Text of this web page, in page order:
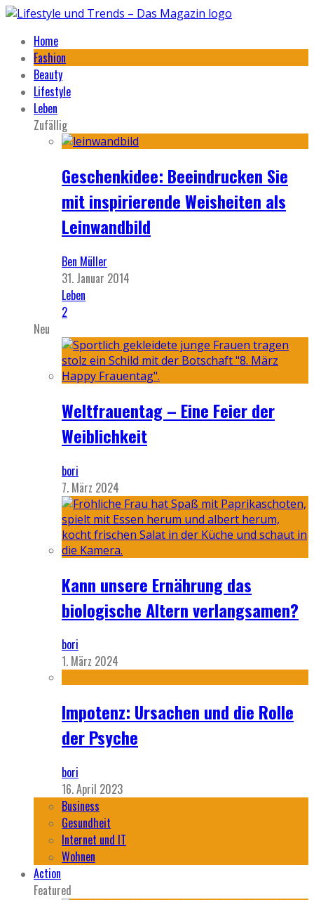
Home
Fashion
Beauty
Lifestyle
Leben
Zufällig
Geschenkidee: Beeindrucken Sie
mit inspirierende Weisheiten als
Leinwandbild
Ben Müller
31. Januar 2014
Leben
2
Neu
Weltfrauentag – Eine Feier der
Weiblichkeit
bori
7. März 2024
Kann unsere Ernährung das
biologische Altern verlangsamen?
bori
1. März 2024
Impotenz: Ursachen und die Rolle
der Psyche
bori
16. April 2023
Business
Gesundheit
Internet und IT
Wohnen
Action
Featured